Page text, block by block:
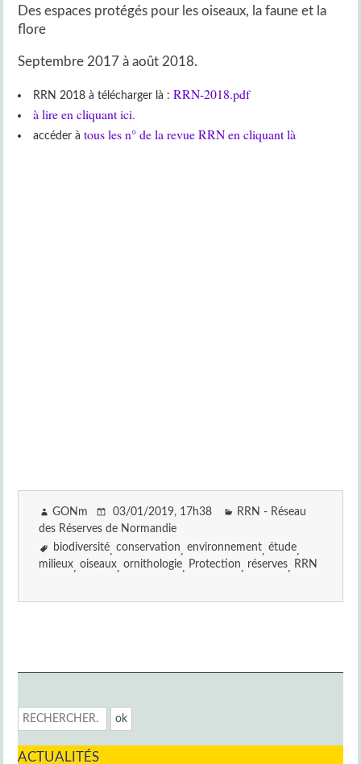
Des espaces protégés pour les oiseaux, la faune et la
flore
Septembre 2017 à août 2018.
RRN 2018 à télécharger là :RRN-2018.pdf
à lire en cliquant ici.
accéder àtous les n° de la revue RRN en cliquant là
GONm 03/01/2019, 17h38
RRN - Réseau
des Réserves de Normandie
biodiversité conservation environnement étude
milieux oiseaux ornithologie Protection réserves RRN
ACTUALITÉS